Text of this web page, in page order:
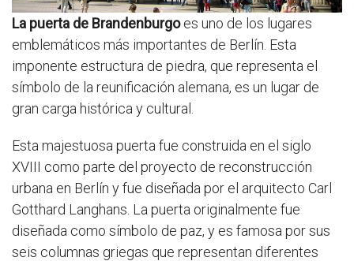
La puerta de Brandenburgoes uno de los lugares
emblemáticos más importantes de Berlín. Esta
imponente estructura de piedra, que representa el
símbolo de la reunificación alemana, es un lugar de
gran carga histórica y cultural.
Esta majestuosa puerta fue construida en el siglo
XVIII como parte del proyecto de reconstrucción
urbana en Berlín y fue diseñada por el arquitecto Carl
Gotthard Langhans. La puerta originalmente fue
diseñada como símbolo de paz, y es famosa por sus
seis columnas griegas que representan diferentes